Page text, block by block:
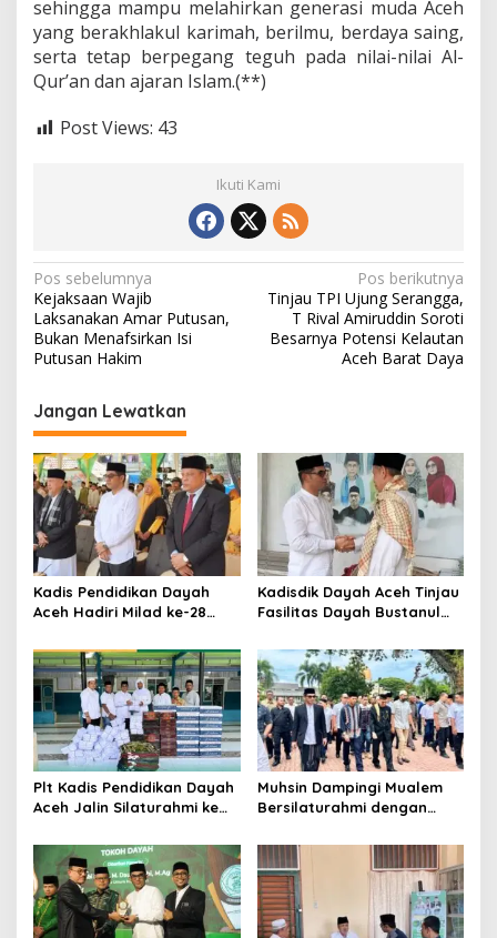
sehingga mampu melahirkan generasi muda Aceh
yang berakhlakul karimah, berilmu, berdaya saing,
serta tetap berpegang teguh pada nilai-nilai Al-
Qur’an dan ajaran Islam.(**)
Post Views: 43
Ikuti Kami
N
a
v
i
g
a
s
i
p
o
s
Pos sebelumnya
Kejaksaan Wajib
Laksanakan Amar Putusan,
Bukan Menafsirkan Isi
Putusan Hakim
Pos berikutnya
Tinjau TPI Ujung Serangga,
T Rival Amiruddin Soroti
Besarnya Potensi Kelautan
Aceh Barat Daya
Jangan Lewatkan
Kadis Pendidikan Dayah
Aceh Hadiri Milad ke-28
Wisuda Siswa SMA
Kadisdik Dayah Aceh Tinjau
Fasilitas Dayah Bustanul
Plt Kadis Pendidikan Dayah
Aceh Jalin Silaturahmi ke
Aceh Utara
Muhsin Dampingi Mualem
Bersilaturahmi dengan
Pendopo Gubernur